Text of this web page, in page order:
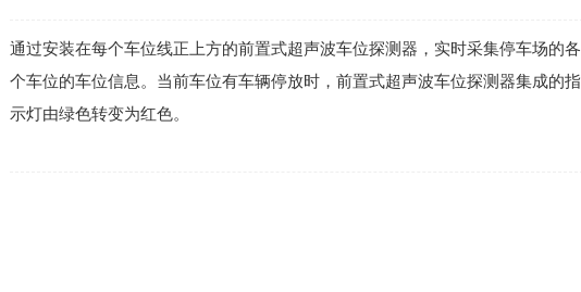
通过安装在每个车位线正上方的前置式超声波车位探测器，实时采集停车场的各
个车位的车位信息。当前车位有车辆停放时，前置式超声波车位探测器集成的指
示灯由绿色转变为红色。